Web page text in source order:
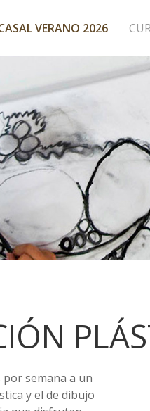
VERANO 2026
semana a un
y el de dibujo